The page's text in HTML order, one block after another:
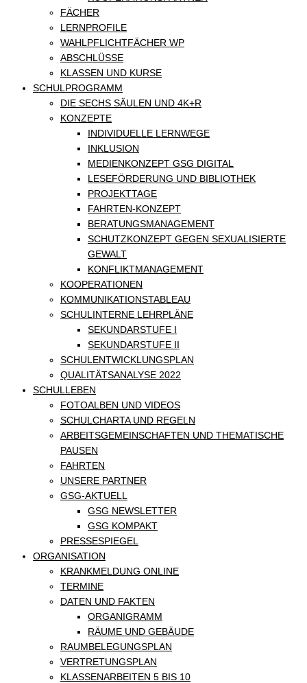
FÄCHER
LERNPROFILE
WAHLPFLICHTFÄCHER WP
ABSCHLÜSSE
KLASSEN UND KURSE
SCHULPROGRAMM
DIE SECHS SÄULEN UND 4K+R
KONZEPTE
INDIVIDUELLE LERNWEGE
INKLUSION
MEDIENKONZEPT GSG DIGITAL
LESEFÖRDERUNG UND BIBLIOTHEK
PROJEKTTAGE
FAHRTEN-KONZEPT
BERATUNGSMANAGEMENT
SCHUTZKONZEPT GEGEN SEXUALISIERTE
GEWALT
KONFLIKTMANAGEMENT
KOOPERATIONEN
KOMMUNIKATIONSTABLEAU
SCHULINTERNE LEHRPLÄNE
SEKUNDARSTUFE I
SEKUNDARSTUFE II
SCHULENTWICKLUNGSPLAN
QUALITÄTSANALYSE 2022
SCHULLEBEN
FOTOALBEN UND VIDEOS
SCHULCHARTA UND REGELN
ARBEITSGEMEINSCHAFTEN UND THEMATISCHE
PAUSEN
FAHRTEN
UNSERE PARTNER
GSG-AKTUELL
GSG NEWSLETTER
GSG KOMPAKT
PRESSESPIEGEL
ORGANISATION
KRANKMELDUNG ONLINE
TERMINE
DATEN UND FAKTEN
ORGANIGRAMM
RÄUME UND GEBÄUDE
RAUMBELEGUNGSPLAN
VERTRETUNGSPLAN
KLASSENARBEITEN 5 BIS 10